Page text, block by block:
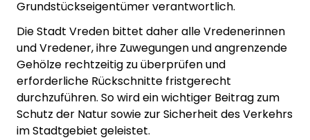
Grundstückseigentümer verantwortlich.
Die Stadt Vreden bittet daher alle Vredenerinnen
und Vredener, ihre Zuwegungen und angrenzende
Gehölze rechtzeitig zu überprüfen und
erforderliche Rückschnitte fristgerecht
durchzuführen. So wird ein wichtiger Beitrag zum
Schutz der Natur sowie zur Sicherheit des Verkehrs
im Stadtgebiet geleistet.